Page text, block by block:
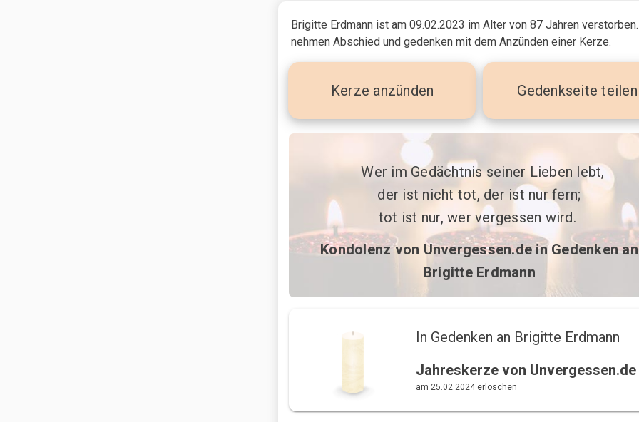
Brigitte Erdmann ist am 09.02.2023 im Alter von 87 Jahren
nehmen Abschied und gedenken mit dem Anzünden einer Kerze.
Kerze anzünden Gedenkseite teilen
Wer im Gedächtnis seiner Lieben lebt,
der ist nicht tot, der ist nur fern;
tot ist nur, wer vergessen wird.
Kondolenz von Unvergessen.dein Gedenken an
Brigitte Erdmann
In Gedenken an Brigitte Erdmann
Jahreskerze von Unvergessen.de
am 25.02.2024 erloschen